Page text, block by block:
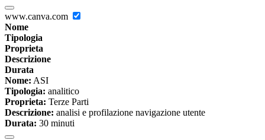
www.canva.com
Nome
Tipologia
Proprieta
Descrizione
Durata
Nome: ASI
Tipologia: analitico
Proprieta: Terze Parti
Descrizione: analisi e profilazione navigazione utente
Durata: 30 minuti